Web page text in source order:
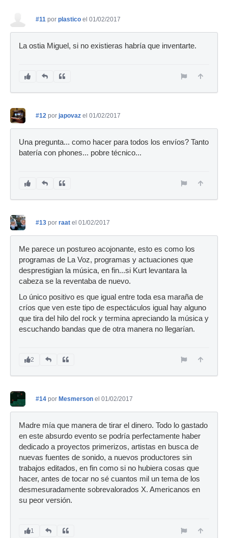
#11 por plastico el 01/02/2017
La ostia Miguel, si no existieras habría que inventarte.
#12 por japovaz el 01/02/2017
Una pregunta... como hacer para todos los envíos? Tanto
batería con phones... pobre técnico...
#13 por raat el 01/02/2017
Me parece un postureo acojonante, esto es como los
programas de La Voz, programas y actuaciones que
desprestigian la música, en fin...si Kurt levantara la
cabeza se la reventaba de nuevo.
Lo único positivo es que igual entre toda esa maraña de
críos que ven este tipo de espectáculos igual hay alguno
que tira del hilo del rock y termina apreciando la música y
escuchando bandas que de otra manera no llegarían.
2
#14 por Mesmerson el 01/02/2017
Madre mía que manera de tirar el dinero. Todo lo gastado
en este absurdo evento se podría perfectamente haber
dedicado a proyectos primerizos, artistas en busca de
nuevas fuentes de sonido, a nuevos productores sin
trabajos editados, en fin como si no hubiera cosas que
hacer, antes de tocar no sé cuantos mil un tema de los
desmesuradamente sobrevalorados X. Americanos en
su peor versión.
1